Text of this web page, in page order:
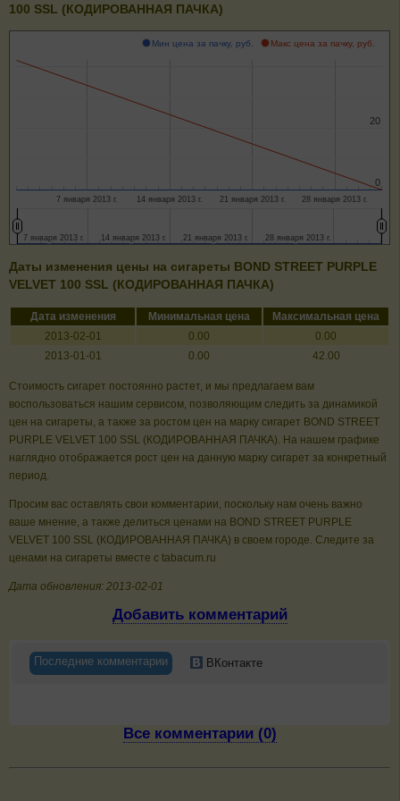
100 SSL (КОДИРОВАННАЯ ПАЧКА)
Мин цена за пачку, руб. Макс цена за пачку, руб.
7 января 2013 г. 14 января 2013 г. 21 января 2013 г. 28 января 2013 г.
0
0
20
20
7 января 2013 г.
7 января 2013 г. 14 января 2013 г.
14 января 2013 г. 21 января 2013 г.
21 января 2013 г. 28 января 2013 г.
28 января 2013 г.
Даты изменения цены на сигареты BOND STREET PURPLE
VELVET 100 SSL (КОДИРОВАННАЯ ПАЧКА)
Дата изменения Минимальная цена
Максимальная цена
2013-02-01
0.00
0.00
2013-01-01
0.00 42.00
Стоимость сигарет постоянно растет, и мы предлагаем вам
воспользоваться нашим сервисом, позволяющим следить за динамикой
цен на сигареты, а также за ростом цен на марку сигарет BOND STREET
PURPLE VELVET 100 SSL (КОДИРОВАННАЯ ПАЧКА). На нашем графике
наглядно отображается рост цен на данную марку сигарет за конкретный
период.
Просим вас оставлять свои комментарии, поскольку нам очень важно
ваше мнение, а также делиться ценами на BOND STREET PURPLE
VELVET 100 SSL (КОДИРОВАННАЯ ПАЧКА) в своем городе. Следите за
ценами на сигареты вместе с tabacum.ru
Дата обновления: 2013-02-01
Добавить комментарий
Последние комментарии ВКонтакте
Все комментарии (0)